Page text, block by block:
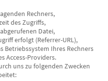
Rechners,
des Zugriffs,
Datei,
erfolgt (Referrer-URL),
Betriebssystem Ihres Rechners
Access-Providers.
uns zu folgenden Zwecken